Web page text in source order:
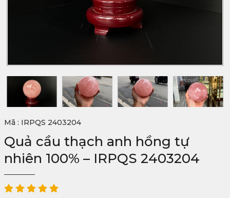
Mã : IRPQS 2403204
Quả cầu thạch anh hồng tự
nhiên 100% – IRPQS 2403204